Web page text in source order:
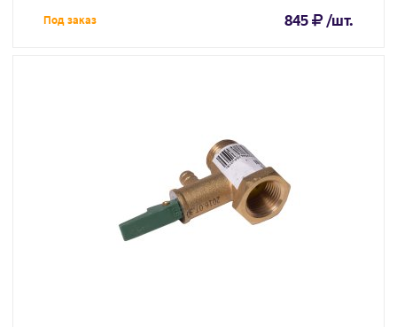
Под заказ 845 /шт.